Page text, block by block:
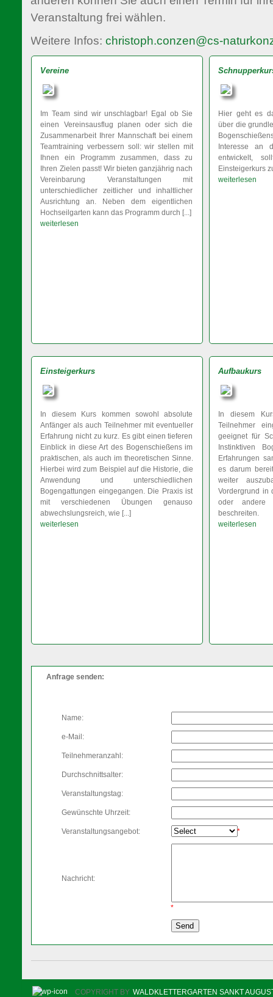
Veranstaltung frei wählen.
Weitere Infos:christoph.conzen@cs-
Vereine
Im Team sind wir unschlagbar! Egal ob Sie
einen Vereinsausflug planen oder sich die
Zusammenarbeit Ihrer Mannschaft bei einem
Teamtraining verbessern soll: wir stellen mit
Ihnen ein Programm zusammen, dass zu
Ihren Zielen passt! Wir bieten ganzjährig nach
Vereinbarung Veranstaltungen mit
unterschiedlicher zeitlicher und inhaltlicher
Ausrichtung an. Neben dem eigentlichen
Hochseilgarten kann das Programm durch [...]
weiterlesen
Hier geht es
über die
Interesse an
entwickelt,
Einsteigerkurs
weiterlesen
Einsteigerkurs
In diesem Kurs kommen sowohl absolute
Anfänger als auch Teilnehmer mit eventueller
Erfahrung nicht zu kurz. Es gibt einen tieferen
Einblick in diese Art des Bogenschießens im
praktischen, als auch im theoretischen Sinne.
Hierbei wird zum Beispiel auf die Historie, die
Anwendung und unterschiedlichen
Bogengattungen eingegangen. Die Praxis ist
mit verschiedenen Übungen genauso
abwechslungsreich, wie [...]
weiterlesen
Aufbaukurs
In diesem
Teilnehmer
geeignet für
Instinktiven
Erfahrungen
es darum
weiter
Vordergrund in
oder andere
beschreiten.
weiterlesen
Anfrage senden:
Name:
e-Mail:
Teilnehmeranzahl:
Durchschnittsalter:
Veranstaltungstag:
Gewünschte Uhrzeit:
Veranstaltungsangebot: *
Nachricht:
*
COPYRIGHT BY WALDKLETTERGARTEN SANKT